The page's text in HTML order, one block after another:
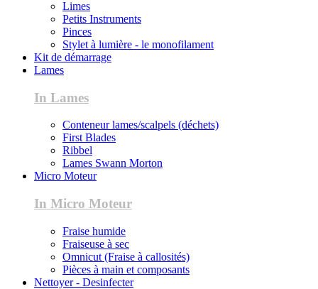
Limes
Petits Instruments
Pinces
Stylet à lumière - le monofilament
Kit de démarrage
Lames
In Lames
Conteneur lames/scalpels (déchets)
First Blades
Ribbel
Lames Swann Morton
Micro Moteur
In Micro Moteur
Fraise humide
Fraiseuse à sec
Omnicut (Fraise à callosités)
Pièces à main et composants
Nettoyer - Desinfecter